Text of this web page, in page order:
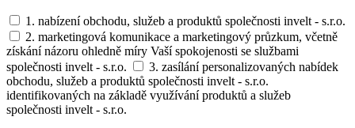
1. nabízení obchodu, služeb a produktů společnosti invelt - s.r.o.
2. marketingová komunikace a marketingový průzkum, včetně
získání názoru ohledně míry Vaší spokojenosti se službami
společnosti invelt - s.r.o.
3. zasílání personalizovaných nabídek
obchodu, služeb a produktů společnosti invelt - s.r.o.
identifikovaných na základě využívání produktů a služeb
společnosti invelt - s.r.o.